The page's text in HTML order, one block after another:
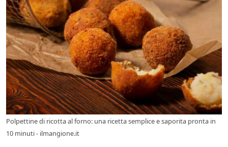
Polpettine di ricotta al forno: una ricetta semplice e saporita pronta in
10 minuti - ilmangione.it